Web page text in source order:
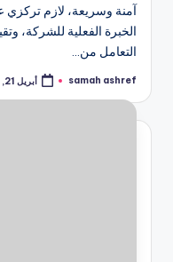
آمنة وسريعة، لازم تركزي
الخبرة الفعلية للشركة،
التعامل من…
تمّ
بواسطة
samah ashref أبريل 21, 2026